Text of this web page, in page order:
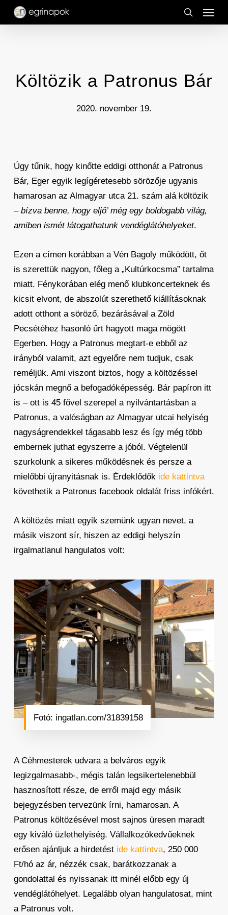
Skip
search
Menu
Költözik a Patronus Bár
2020. november 19.
Úgy tűnik, hogy kinőtte eddigi otthonát a Patronus
Bár, Eger egyik legígéretesebb sörözője ugyanis
hamarosan az Almagyar utca 21. szám alá költözik
– bízva benne, hogy eljő’ még egy boldogabb világ,
amiben ismét látogathatunk vendéglátóhelyeket.
Ezen a címen korábban a Vén Bagoly működött, őt
is szerettük nagyon, főleg a „Kultúrkocsma” tartalma
miatt. Fénykorában elég menő klubkoncerteknek és
kicsit elvont, de abszolút szerethető kiállításoknak
adott otthont a söröző, bezárásával a Zöld
Pecsétéhez hasonló űrt hagyott maga mögött
Egerben. Hogy a Patronus megtart-e ebből az
irányból valamit, azt egyelőre nem tudjuk, csak
reméljük. Ami viszont biztos, hogy a költözéssel
jócskán megnő a befogadóképesség. Bár papíron itt
is – ott is 45 fővel szerepel a nyilvántartásban a
Patronus, a valóságban az Almagyar utcai helyiség
nagyságrendekkel tágasabb lesz és így még több
embernek juthat egyszerre a jóból. Végtelenül
szurkolunk a sikeres működésnek és persze a
mielőbbi újranyitásnak is. Érdeklődők ide kattintva
követhetik a Patronus facebook oldalát friss infókért.
A költözés miatt egyik szemünk ugyan nevet, a
másik viszont sír, hiszen az eddigi helyszín
irgalmatlanul hangulatos volt:
Fotó: ingatlan.com/31839158
A Céhmesterek udvara a belváros egyik
legizgalmasabb-, mégis talán legsikertelenebbül
hasznosított része, de erről majd egy másik
bejegyzésben tervezünk írni, hamarosan. A
Patronus költözésével most sajnos üresen maradt
egy kiváló üzlethelyiség. Vállalkozókedvűeknek
erősen ajánljuk a hirdetést ide kattintva, 250 000
Ft/hó az ár, nézzék csak, barátkozzanak a
gondolattal és nyissanak itt minél előbb egy új
vendéglátóhelyet. Legalább olyan hangulatosat, mint
a Patronus volt.